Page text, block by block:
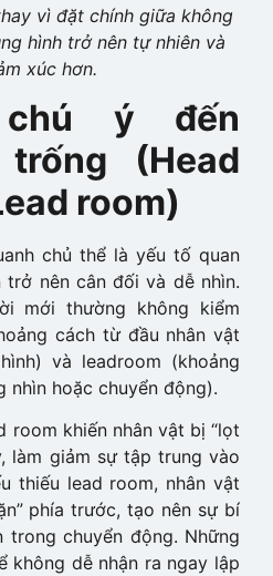
vì đặt chính giữa không
hình trở nên tự nhiên và
xúc hơn.
chú ý đến
(Head
room)
chủ thể là yếu tố quan
nên cân đối và dễ nhìn.
mới thường không kiểm
cách từ đầu nhân vật
và leadroom (khoảng
hoặc chuyển động).
room khiến nhân vật bị “lọt
làm giảm sự tập trung vào
thiếu lead room, nhân vật
phía trước, tạo nên sự bí
trong chuyển động. Những
không dễ nhận ra ngay lập